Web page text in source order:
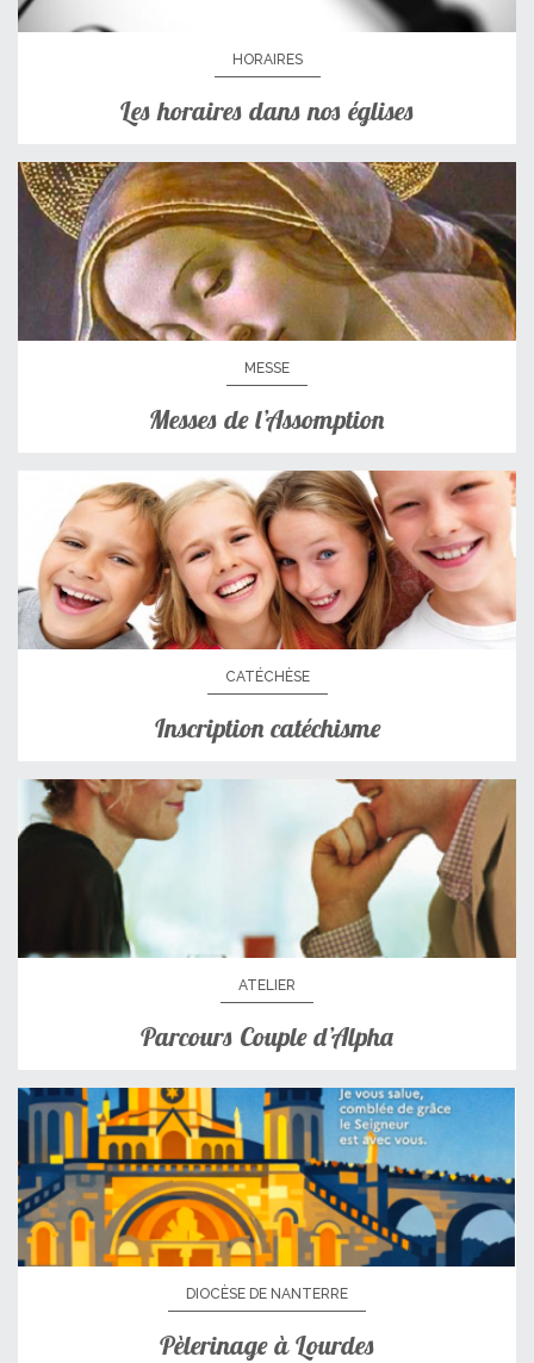
HORAIRES
Les horaires dans nos églises
MESSE
Messes de l’Assomption
CATÉCHÈSE
Inscription catéchisme
ATELIER
Parcours Couple d’Alpha
DIOCÈSE DE NANTERRE
Pèlerinage à Lourdes